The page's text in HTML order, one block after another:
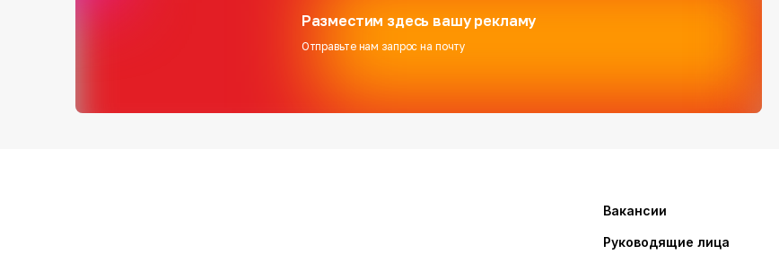
Разместим здесь вашу рекламу
Отправьте нам запрос на почту
Вакансии
Руководящие лица